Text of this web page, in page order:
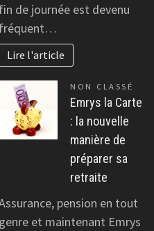
fin de journée est devenu
fréquent…
Lire l'article
NON CLASSÉ
Emrys la Carte
: la nouvelle
manière de
préparer sa
retraite
pension en tout
genre et maintenant Emrys